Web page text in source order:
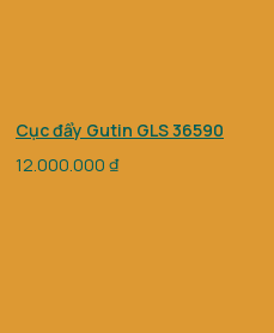
Cục đẩy Gutin GLS 36590
12.000.000 ₫